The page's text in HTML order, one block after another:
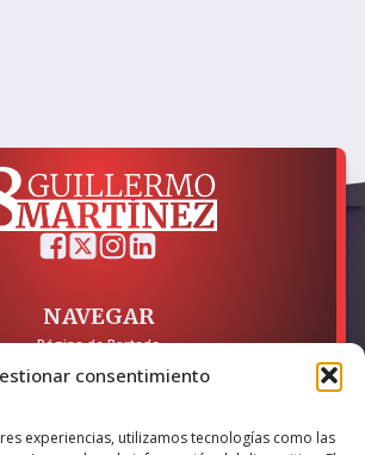
consentimiento
experiencias, utilizamos tecnologías como las
NAVEGAR
Página de Portada
LEGAL